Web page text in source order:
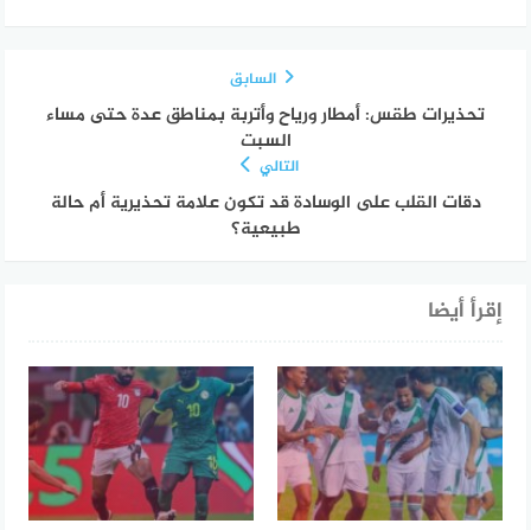
السابق
تحذيرات طقس: أمطار ورياح وأتربة بمناطق عدة حتى مساء
السبت
التالي
دقات القلب على الوسادة قد تكون علامة تحذيرية أم حالة
طبيعية؟
إقرأ أيضا